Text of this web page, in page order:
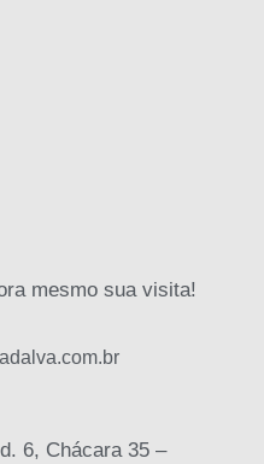
mesmo sua visita!
6, Chácara 35 –